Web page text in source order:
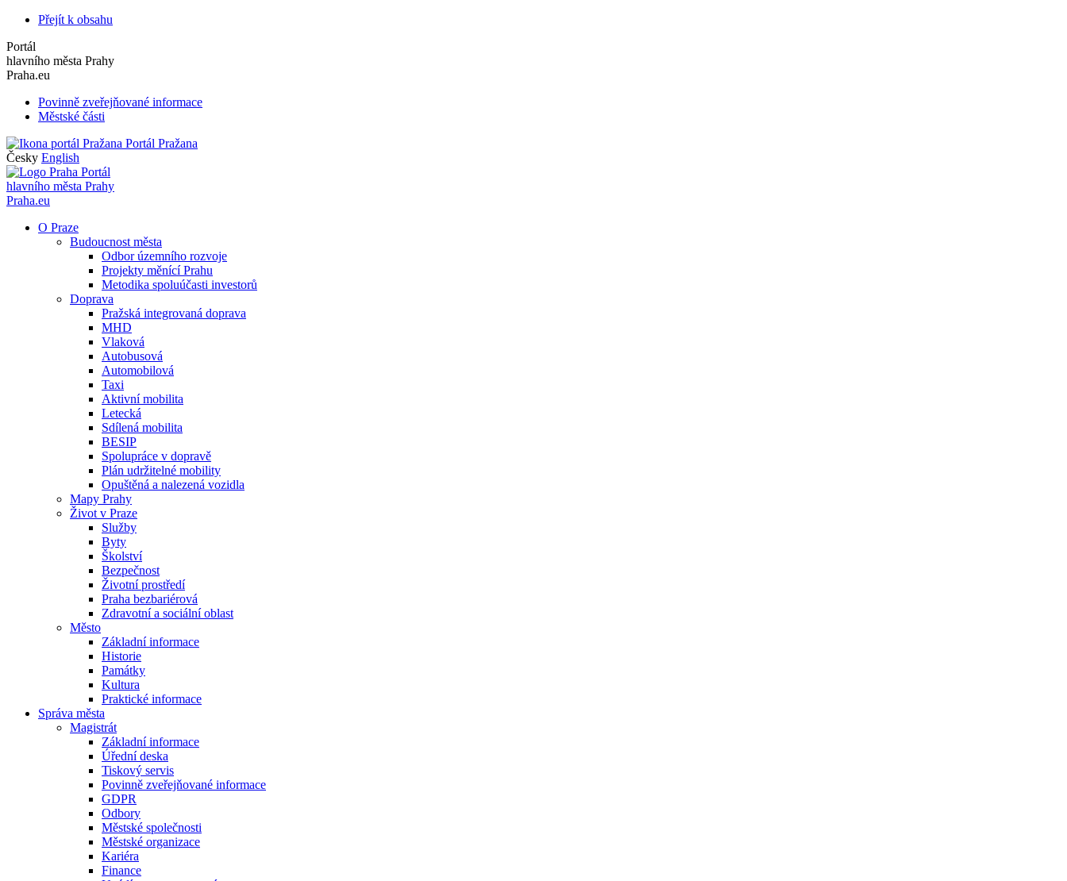
Přejít k obsahu
Portál
hlavního města Prahy
Praha.eu
Povinně zveřejňované informace
Městské části
Portál Pražana
Česky English
Portál
hlavního města Prahy
Praha.eu
O Praze
Budoucnost města
Odbor územního rozvoje
Projekty měnící Prahu
Metodika spoluúčasti investorů
Doprava
Pražská integrovaná doprava
MHD
Vlaková
Autobusová
Automobilová
Taxi
Aktivní mobilita
Letecká
Sdílená mobilita
BESIP
Spolupráce v dopravě
Plán udržitelné mobility
Opuštěná a nalezená vozidla
Mapy Prahy
Život v Praze
Služby
Byty
Školství
Bezpečnost
Životní prostředí
Praha bezbariérová
Zdravotní a sociální oblast
Město
Základní informace
Historie
Památky
Kultura
Praktické informace
Správa města
Magistrát
Základní informace
Úřední deska
Tiskový servis
Povinně zveřejňované informace
GDPR
Odbory
Městské společnosti
Městské organizace
Kariéra
Finance